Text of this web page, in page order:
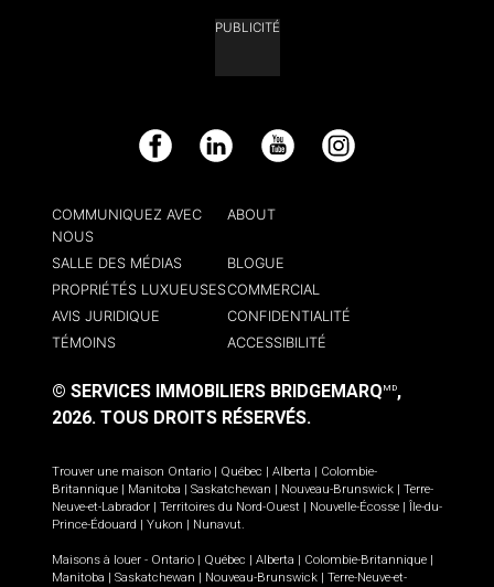
PUBLICITÉ
Facebook LinkedIn YouTube Instagram
COMMUNIQUEZ AVEC
NOUS
ABOUT
SALLE DES MÉDIAS
BLOGUE
PROPRIÉTÉS LUXUEUSESCOMMERCIAL
AVIS JURIDIQUE
CONFIDENTIALITÉ
TÉMOINS
ACCESSIBILITÉ
© SERVICES IMMOBILIERS BRIDGEMARQ MD,
2026. TOUS DROITS RÉSERVÉS.
Trouver une maison Ontario Québec Alberta
Colombie-
Britannique
Manitoba Saskatchewan Nouveau-Brunswick
Terre-
Neuve-et-Labrador
Territoires du Nord-Ouest Nouvelle-Écosse
Île-du-
Prince-Édouard
Yukon Nunavut.
Maisons à louer - Ontario Québec Alberta Colombie-Britannique
Manitoba
Saskatchewan Nouveau-Brunswick
Terre-Neuve-et-